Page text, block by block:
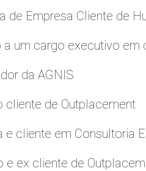
de Empresa Cliente de
a um cargo executivo em
da AGNIS
cliente de Outplacement
e cliente em Consultoria
e ex cliente de